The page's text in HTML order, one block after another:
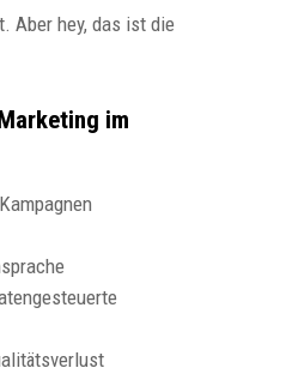
Aber hey, das ist die
im